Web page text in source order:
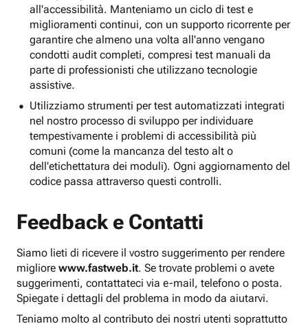
all'accessibilità. Manteniamo un ciclo di test e
miglioramenti continui, con un supporto ricorrente per
garantire che almeno una volta all'anno vengano
condotti audit completi, compresi test manuali da
parte di professionisti che utilizzano tecnologie
assistive.
Utilizziamo strumenti per test automatizzati integrati
nel nostro processo di sviluppo per individuare
tempestivamente i problemi di accessibilità più
comuni (come la mancanza del testo alt o
dell'etichettatura dei moduli). Ogni aggiornamento del
codice passa attraverso questi controlli.
Feedback e Contatti
Siamo lieti di ricevere il vostro suggerimento per rendere
migliore www.fastweb.it. Se trovate problemi o avete
suggerimenti, contattateci via e-mail, telefono o posta.
Spiegate i dettagli del problema in modo da aiutarvi.
Teniamo molto al contributo dei nostri utenti soprattutto